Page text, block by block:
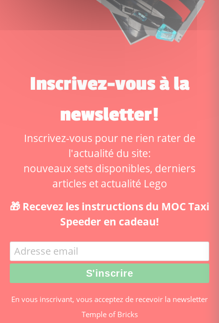
Inscrivez-vous à la
newsletter!
Inscrivez-vous pour ne rien rater de
l'actualité du site:
nouveaux sets disponibles, derniers
articles et actualité Lego
🎁 Recevez les instructions du MOC Taxi
Speeder en cadeau!
En vous inscrivant, vous acceptez de recevoir la newsletter
Temple of Bricks